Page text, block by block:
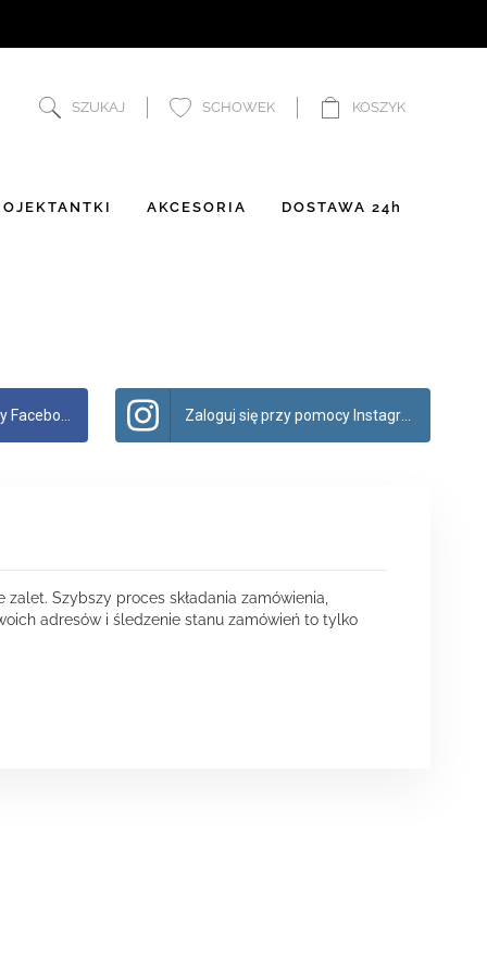
SZUKAJ SCHOWEK KOSZYK
AKCESORIA DOSTAWA 24h
Zaloguj się przy pomocy Instagram
zalet. Szybszy proces składania zamówienia,
adresów i śledzenie stanu zamówień to tylko